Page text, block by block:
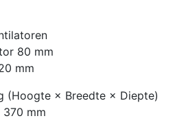
80 mm
mm
(Hoogte × Breedte × Diepte)
mm